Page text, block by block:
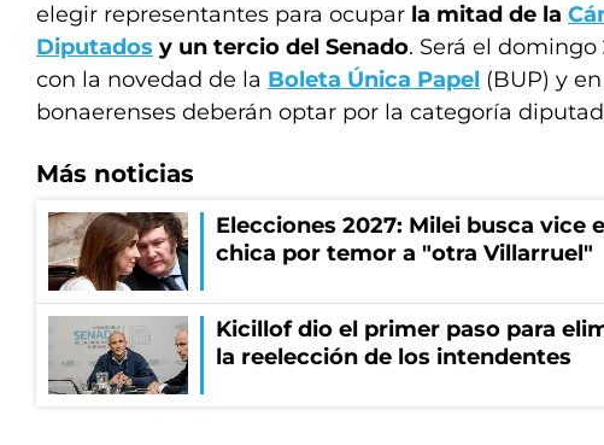
elegir representantes para ocupar la mitad de la
Diputados y un tercio del Senado. Será el domingo
con la novedad de la Boleta Única Papel (BUP) y
bonaerenses deberán optar por la categoría
Más noticias
Elecciones 2027: Milei busca vice
chica por temor a "otra Villarruel"
Kicillof dio el primer paso para
la reelección de los intendentes